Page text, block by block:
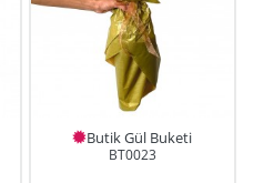
Butik Gül Buketi
BT0023